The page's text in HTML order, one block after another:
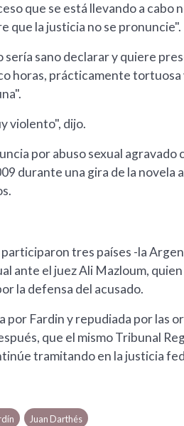
que se está llevando a cabo
que la justicia no se pronuncie".
sería sano declarar y quiere
horas, prácticamente
violento", dijo.
por abuso sexual
durante una gira de la
tres países -la
ante el juez Ali Mazloum,
la defensa del acusado.
por Fardin y repudiada por las
que el mismo Tribunal
tramitando en la justicia
Juan Darthés